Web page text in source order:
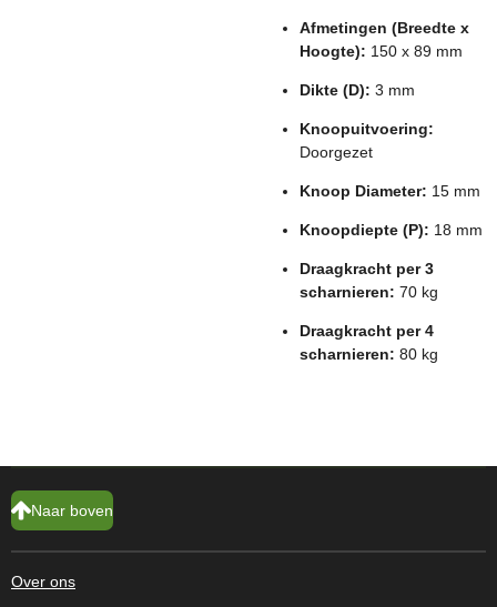
Afmetingen (Breedte x
Hoogte): 150 x 89 mm
Dikte (D): 3 mm
Knoopuitvoering:
Doorgezet
Knoop Diameter: 15 mm
Knoopdiepte (P): 18 mm
Draagkracht per 3
scharnieren: 70 kg
Draagkracht per 4
scharnieren: 80 kg
Naar boven
Over ons